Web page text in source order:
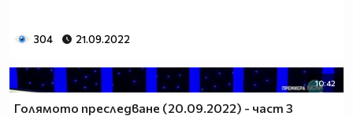
304 21.09.2022
10:42
Голямото преследване (20.09.2022) - част 3